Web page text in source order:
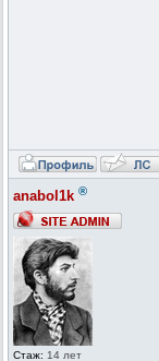
anabol1k ®
Стаж: 14 лет